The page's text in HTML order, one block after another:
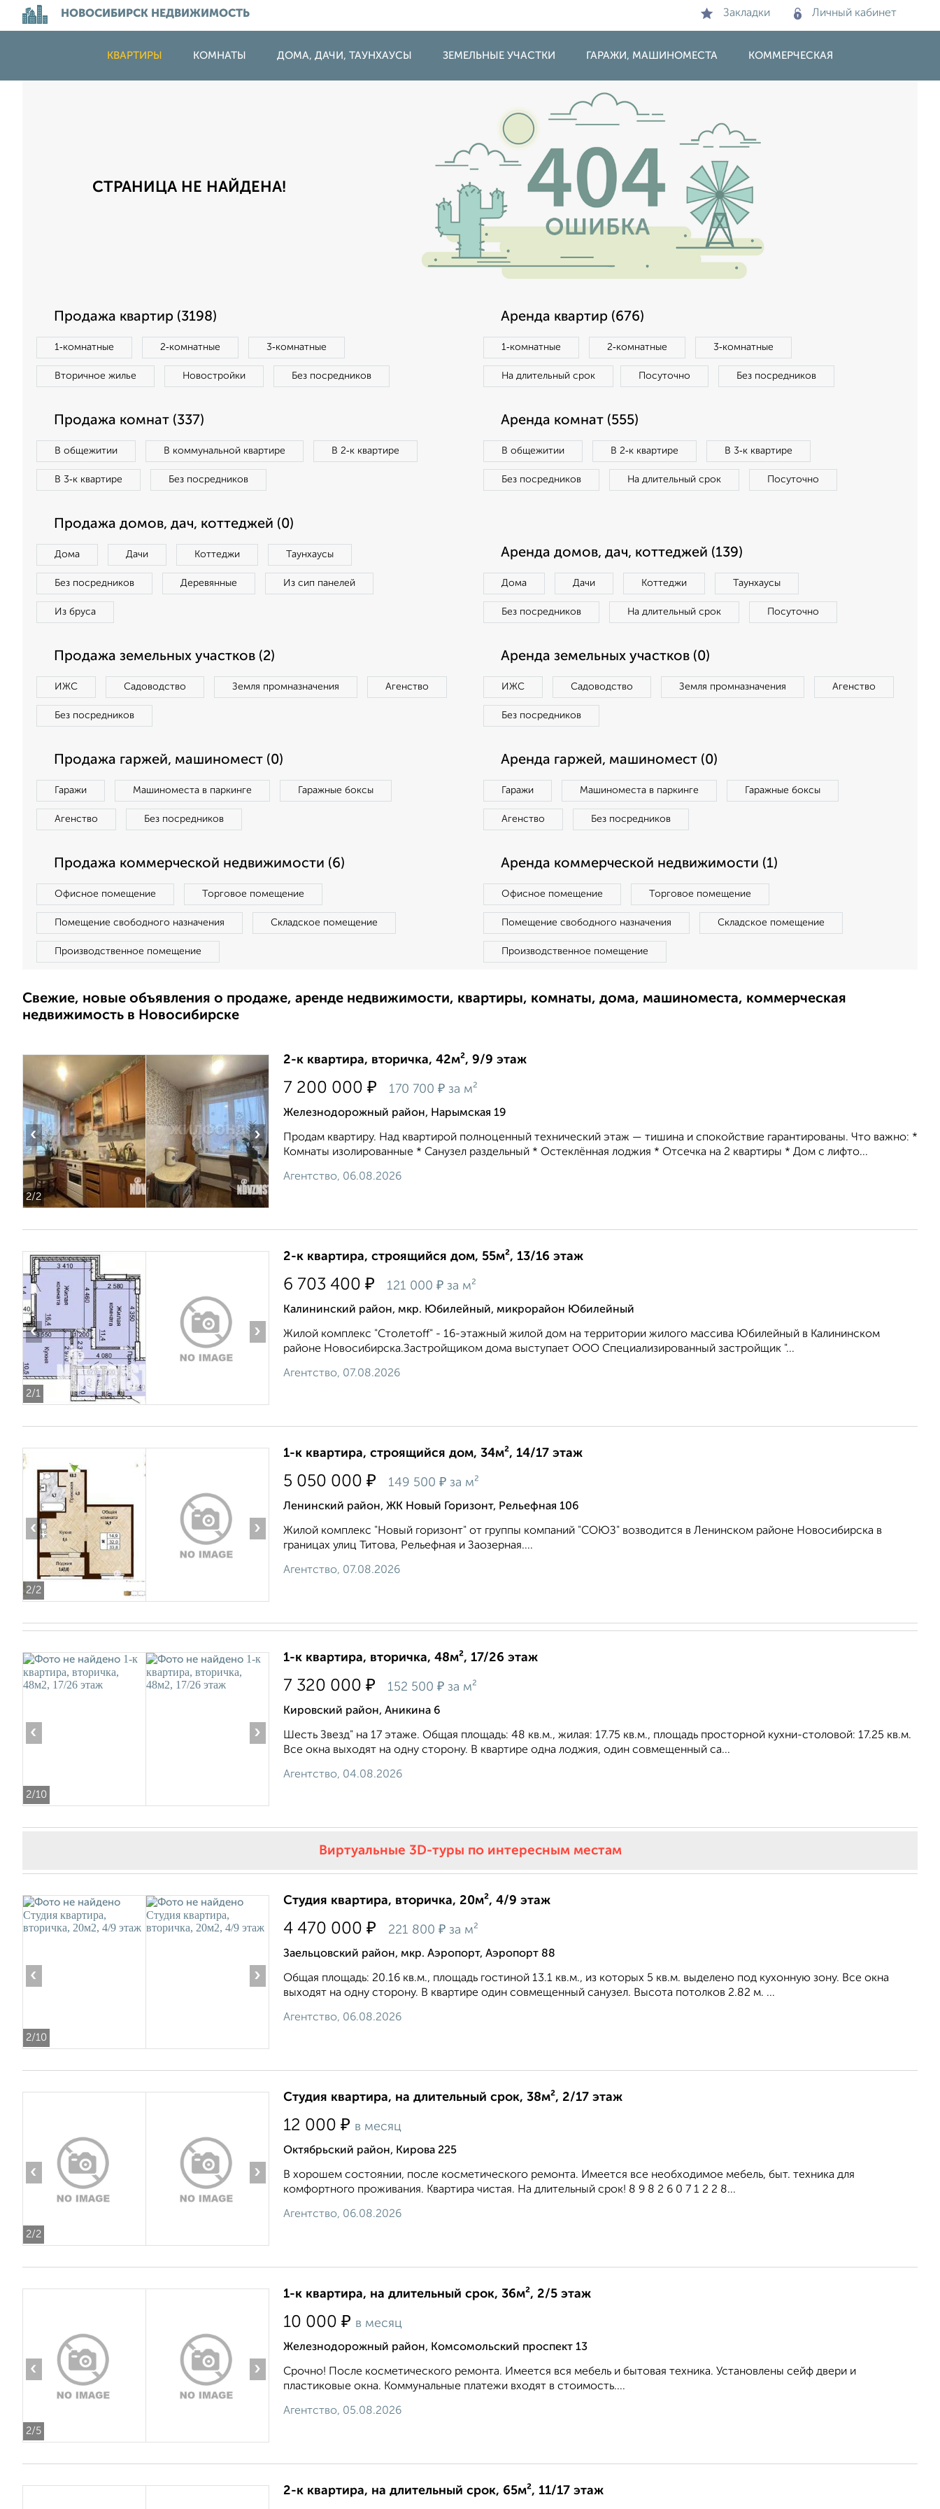
НОВОСИБИРСК НЕДВИЖИМОСТЬ Закладки Личный кабинет
КВАРТИРЫ КОМНАТЫ ДОМА, ДАЧИ, ТАУНХАУСЫ ЗЕМЕЛЬНЫЕ УЧАСТКИ ГАРАЖИ, МАШИНОМЕСТА КОММЕРЧЕСКАЯ
СТРАНИЦА НЕ НАЙДЕНА!
Продажа квартир (3198)
1‑комнатные 2‑комнатные 3‑комнатные
Вторичное жилье Новостройки Без посредников
Аренда квартир (676)
1‑комнатные 2‑комнатные 3‑комнатные
На длительный срок Посуточно Без посредников
Продажа комнат (337)
В общежитии В коммунальной квартире В 2‑к квартире
В 3‑к квартире Без посредников
Аренда комнат (555)
В общежитии В 2‑к квартире В 3‑к квартире
Без посредников На длительный срок Посуточно
Продажа домов, дач, коттеджей (0)
Дома Дачи Коттеджи Таунхаусы
Без посредников Деревянные Из сип панелей
Из бруса
Аренда домов, дач, коттеджей (139)
Дома Дачи Коттеджи Таунхаусы
Без посредников На длительный срок Посуточно
Продажа земельных участков (2)
ИЖС Садоводство Земля промназначения Агенство
Без посредников
Аренда земельных участков (0)
ИЖС Садоводство Земля промназначения Агенство
Без посредников
Продажа гаржей, машиномест (0)
Гаражи Машиноместа в паркинге Гаражные боксы
Агенство Без посредников
Аренда гаржей, машиномест (0)
Гаражи Машиноместа в паркинге Гаражные боксы
Агенство Без посредников
Продажа коммерческой недвижимости (6)
Офисное помещение Торговое помещение
Помещение свободного назначения Складское помещение
Производственное помещение
Аренда коммерческой недвижимости (1)
Офисное помещение Торговое помещение
Помещение свободного назначения Складское помещение
Производственное помещение
Свежие, новые объявления о продаже, аренде недвижимости, квартиры, комнаты, дома, машиноместа, коммерческая
недвижимость в Новосибирске
2/2
‹ ›
2-к квартира, вторичка, 42м², 9/9 этаж
7 200 000 ₽ 170 700 ₽ за м²
Железнодорожный район, Нарымская 19
Продам квартиру. Над квартирой полноценный технический этаж — тишина и спокойствие гарантированы. Что важно: *
Комнаты изолированные * Санузел раздельный * Остеклённая лоджия * Отсечка на 2 квартиры * Дом с лифто...
Агентство, 06.08.2026
2/1
‹ ›
2-к квартира, строящийся дом, 55м², 13/16 этаж
6 703 400 ₽ 121 000 ₽ за м²
Калининский район, мкр. Юбилейный, микрорайон Юбилейный
Жилой комплекс "Столетоff" - 16-этажный жилой дом на территории жилого массива Юбилейный в Калининском
районе Новосибирска.Застройщиком дома выступает ООО Специализированный застройщик "...
Агентство, 07.08.2026
2/2
‹ ›
1-к квартира, строящийся дом, 34м², 14/17 этаж
5 050 000 ₽ 149 500 ₽ за м²
Ленинский район, ЖК Новый Горизонт, Рельефная 106
Жилой комплекс "Новый горизонт" от группы компаний "СОЮЗ" возводится в Ленинском районе Новосибирска в
границах улиц Титова, Рельефная и Заозерная....
Агентство, 07.08.2026
2/10
‹ ›
1-к квартира, вторичка, 48м², 17/26 этаж
7 320 000 ₽ 152 500 ₽ за м²
Кировский район, Аникина 6
Шесть Звезд" на 17 этаже. Общая площадь: 48 кв.м., жилая: 17.75 кв.м., площадь просторной кухни-столовой: 17.25 кв.м.
Все окна выходят на одну сторону. В квартире одна лоджия, один совмещенный са...
Агентство, 04.08.2026
Виртуальные 3D-туры по интересным местам
2/10
‹ ›
Студия квартира, вторичка, 20м², 4/9 этаж
4 470 000 ₽ 221 800 ₽ за м²
Заельцовский район, мкр. Аэропорт, Аэропорт 88
Общая площадь: 20.16 кв.м., площадь гостиной 13.1 кв.м., из которых 5 кв.м. выделено под кухонную зону. Все окна
выходят на одну сторону. В квартире один совмещенный санузел. Высота потолков 2.82 м. ...
Агентство, 06.08.2026
2/2
‹ ›
Студия квартира, на длительный срок, 38м², 2/17 этаж
12 000 ₽ в месяц
Октябрьский район, Кирова 225
В хорошем состоянии, после косметического ремонта. Имеется все необходимое мебель, быт. техника для
комфортного проживания. Квартира чистая. На длительный срок! 8 9 8 2 6 0 7 1 2 2 8...
Агентство, 06.08.2026
2/5
‹ ›
1-к квартира, на длительный срок, 36м², 2/5 этаж
10 000 ₽ в месяц
Железнодорожный район, Комсомольский проспект 13
Срочно! После косметического ремонта. Имеется вся мебель и бытовая техника. Установлены сейф двери и
пластиковые окна. Коммунальные платежи входят в стоимость....
Агентство, 05.08.2026
2-к квартира, на длительный срок, 65м², 11/17 этаж